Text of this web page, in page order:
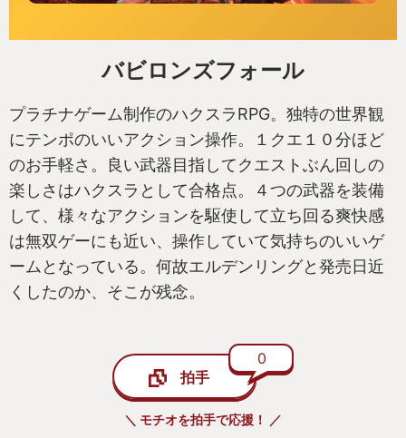
バビロンズフォール
プラチナゲーム制作のハクスラRPG。独特の世界観
にテンポのいいアクション操作。１クエ１０分ほど
のお手軽さ。良い武器目指してクエストぶん回しの
楽しさはハクスラとして合格点。４つの武器を装備
して、様々なアクションを駆使して立ち回る爽快感
は無双ゲーにも近い、操作していて気持ちのいいゲ
ームとなっている。何故エルデンリングと発売日近
くしたのか、そこが残念。
拍手
0
＼ モチオを拍手で応援！ ／